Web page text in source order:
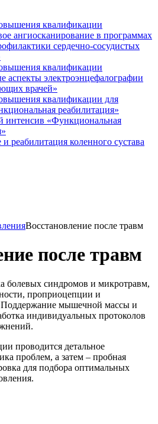
квалификации
ангиосканирование в программах
сердечно-сосудистых
квалификации
аспекты электроэнцефалографии
врачей»
квалификации для
реабилитация»
интенсив «Функциональная
реабилитация коленного сустава
Восстановление после травм
после травм
болевых синдромов и микротравм,
проприоцепции и
мышечной массы и
индивидуальных протоколов
проводится детальное
проблем, а затем – пробная
для подбора оптимальных